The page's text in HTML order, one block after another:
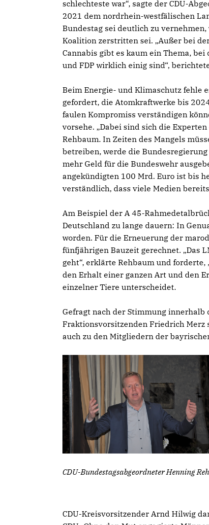
schlechteste war“, sagte der CDU-
2021 dem nordrhein-westfälischen
Bundestag sei deutlich zu vernehmen,
Koalition zerstritten sei. „Außer bei
Cannabis gibt es kaum ein Thema, bei
und FDP wirklich einig sind“,
Beim Energie- und Klimaschutz fehle
gefordert, die Atomkraftwerke bis
faulen Kompromiss verständigen
vorsehe. „Dabei sind sich die
Rehbaum. In Zeiten des Mangels
betreiben, werde die
mehr Geld für die Bundeswehr
angekündigten 100 Mrd. Euro ist bis
verständlich, dass viele Medien
Am Beispiel der A 45-
Deutschland zu lange dauern: In
worden. Für die Erneuerung der
fünfjährigen Bauzeit gerechnet. „Das
geht“, erklärte Rehbaum und
den Erhalt einer ganzen Art und den
einzelner Tiere unterscheidet.
Gefragt nach der Stimmung innerhalb
Fraktionsvorsitzenden Friedrich Merz
auch zu den Mitgliedern der
CDU-Bundestagsabgeordneter Henning
CDU-Kreisvorsitzender Arnd Hilwig